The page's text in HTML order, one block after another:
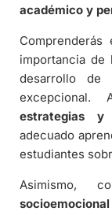
académico y
Comprenderás
importancia de
desarrollo de
estrategias y
adecuado
estudiantes
Asimismo,
socioemocional